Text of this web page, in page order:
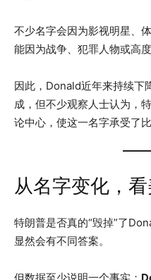
不少名字会因为影视明星、
能因为战争、犯罪人物或高
因此，Donald近年来持续下
成，但不少观察人士认为，
论中心，使这一名字承受了
从名字变化，
特朗普是否真的“毁掉”了
显然会有不同答案。